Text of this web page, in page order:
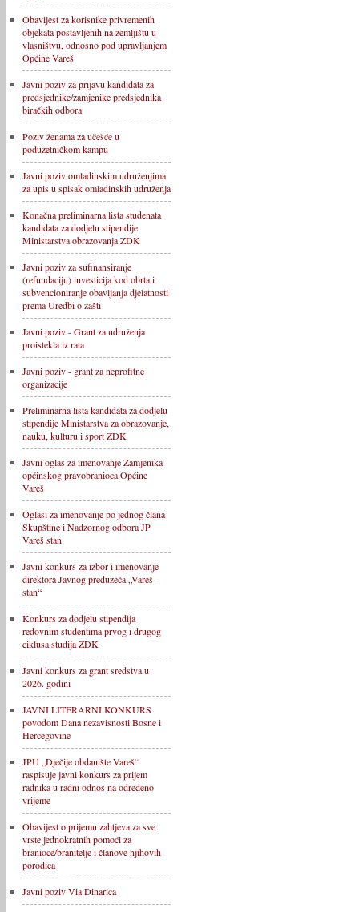
Obavijest za korisnike privremenih
objekata postavljenih na zemljištu u
vlasništvu, odnosno pod upravljanjem
Općine Vareš
Javni poziv za prijavu kandidata za
predsjednike/zamjenike predsjednika
biračkih odbora
Poziv ženama za učešće u
poduzetničkom kampu
Javni poziv omladinskim udruženjima
za upis u spisak omladinskih udruženja
Konačna preliminarna lista studenata
kandidata za dodjelu stipendije
Ministarstva obrazovanja ZDK
Javni poziv za sufinansiranje
(refundaciju) investicija kod obrta i
subvencioniranje obavljanja djelatnosti
prema Uredbi o zašti
Javni poziv - Grant za udruženja
proistekla iz rata
Javni poziv - grant za neprofitne
organizacije
Preliminarna lista kandidata za dodjelu
stipendije Ministarstva za obrazovanje,
nauku, kulturu i sport ZDK
Javni oglas za imenovanje Zamjenika
općinskog pravobranioca Općine
Vareš
Oglasi za imenovanje po jednog člana
Skupštine i Nadzornog odbora JP
Vareš stan
Javni konkurs za izbor i imenovanje
direktora Javnog preduzeća „Vareš-
stan“
Konkurs za dodjelu stipendija
redovnim studentima prvog i drugog
ciklusa studija ZDK
Javni konkurs za grant sredstva u
2026. godini
JAVNI LITERARNI KONKURS
povodom Dana nezavisnosti Bosne i
Hercegovine
JPU „Dječije obdanište Vareš“
raspisuje javni konkurs za prijem
radnika u radni odnos na određeno
vrijeme
Obavijest o prijemu zahtjeva za sve
vrste jednokratnih pomoći za
branioce/branitelje i članove njihovih
porodica
Javni poziv Via Dinarica